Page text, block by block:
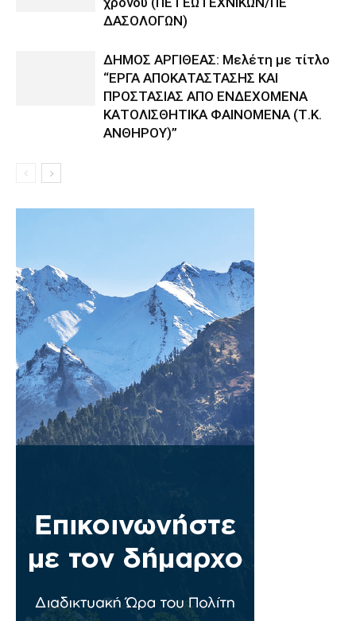
ΔΑΣΟΛΟΓΩΝ)
ΔΗΜΟΣ ΑΡΓΙΘΕΑΣ: Μελέτη με τίτλο
“ΕΡΓΑ ΑΠΟΚΑΤΑΣΤΑΣΗΣ ΚΑΙ
ΠΡΟΣΤΑΣΙΑΣ ΑΠΟ ΕΝΔΕΧΟΜΕΝΑ
ΚΑΤΟΛΙΣΘΗΤΙΚΑ ΦΑΙΝΟΜΕΝΑ (Τ.Κ.
ΑΝΘΗΡΟΥ)”